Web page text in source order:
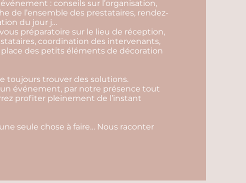
: conseils sur l’organisation,
de l’ensemble des prestataires, rendez-
du jour j…
préparatoire sur le lieu de réception,
coordination des intervenants,
des petits éléments de décoration
toujours trouver des solutions.
événement, par notre présence tout
profiter pleinement de l’instant
seule chose à faire… Nous raconter